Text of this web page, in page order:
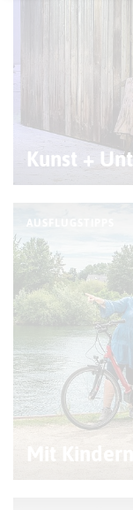
Kunst +
AUSFLUGSTIPPS
Mit